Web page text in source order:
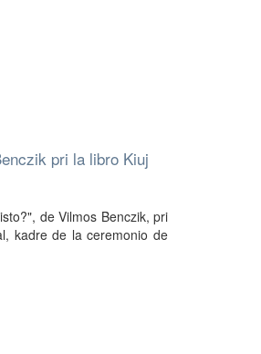
pri la libro Kiuj
de Vilmos Benczik, pri
kadre de la ceremonio de